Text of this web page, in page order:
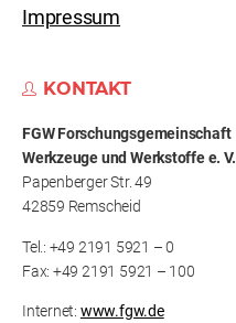
Impressum
KONTAKT
FGW Forschungs­gemeinschaft
Werkzeuge und Werkstoffe e. V.
Papenberger Str. 49
42859 Remscheid
Tel.: +49 2191 5921 – 0
Fax: +49 2191 5921 – 100
Internet: www.fgw.de